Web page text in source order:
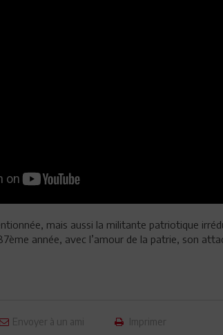
mais aussi la militante patriotique
année, avec l’amour de la patrie, son
Envoyer à un ami Imprimer